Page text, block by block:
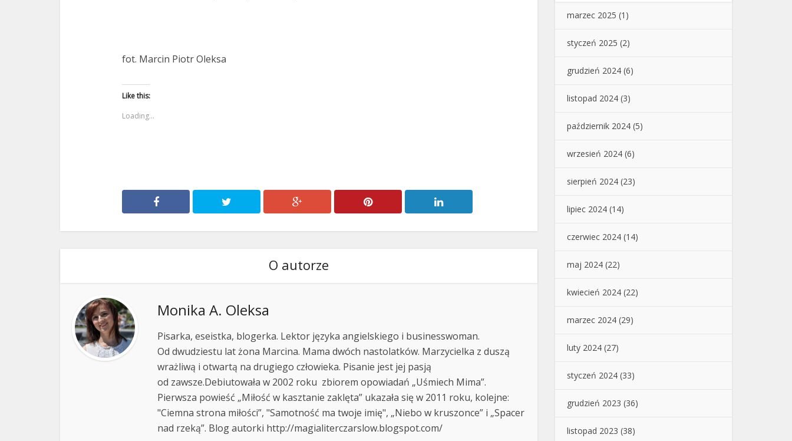
fot. Marcin Piotr Oleksa
Like this:
Loading...
O autorze
Monika A. Oleksa
Pisarka, eseistka, blogerka. Lektor języka angielskiego i businesswoman.
Od dwudziestu lat żona Marcina. Mama dwóch nastolatków. Marzycielka z duszą
wrażliwą i otwartą na drugiego człowieka. Pisanie jest jej pasją
od zawsze.Debiutowała w 2002 roku zbiorem opowiadań „Uśmiech Mima”.
Pierwsza powieść „Miłość w kasztanie zaklęta” ukazała się w 2011 roku, kolejne:
"Ciemna strona miłości”, "Samotność ma twoje imię", „Niebo w kruszonce” i „Spacer
nad rzeką”. Blog autorki http://magialiterczarslow.blogspot.com/
marzec 2025 (1)
styczeń 2025 (2)
grudzień 2024 (6)
listopad 2024 (3)
październik 2024 (5)
wrzesień 2024 (6)
sierpień 2024 (23)
lipiec 2024 (14)
czerwiec 2024 (14)
maj 2024 (22)
kwiecień 2024 (22)
marzec 2024 (29)
luty 2024 (27)
styczeń 2024 (33)
grudzień 2023 (36)
listopad 2023 (38)